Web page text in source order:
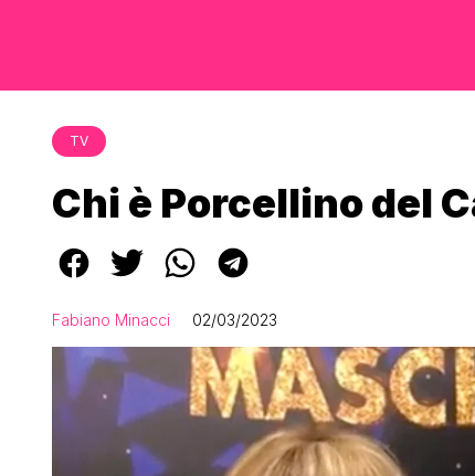
TV
Chi è Porcellino del
Fabiano Minacci 02/03/2023